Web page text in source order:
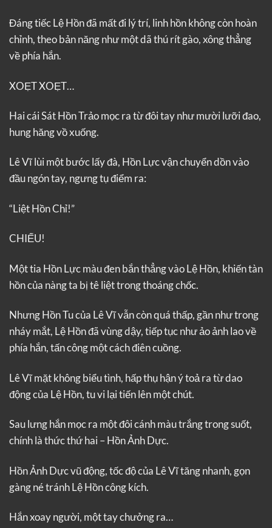
Đáng tiếc Lệ Hồn đã mất đi lý trí, linh hồn không còn hoàn
chỉnh, theo bản năng như một dã thú rít gào, xông thẳng
về phía hắn.
XOẸT XOẸT…
Hai cái Sát Hồn Trảo mọc ra từ đôi tay như mười lưỡi đao,
hung hăng vồ xuống.
Lê Vĩ lùi một bước lấy đà, Hồn Lực vận chuyển dồn vào
đầu ngón tay, ngưng tụ điểm ra:
“Liệt Hồn Chỉ!”
CHIẾU!
Một tia Hồn Lực màu đen bắn thẳng vào Lệ Hồn, khiến tàn
hồn của nàng ta bị tê liệt trong thoáng chốc.
Nhưng Hồn Tu của Lê Vĩ vẫn còn quá thấp, gần như trong
nháy mắt, Lệ Hồn đã vùng dậy, tiếp tục như ảo ảnh lao về
phía hắn, tấn công một cách điên cuồng.
Lê Vĩ mặt không biểu tình, hấp thụ hận ý toả ra từ dao
động của Lệ Hồn, tu vi lại tiến lên một chút.
Sau lưng hắn mọc ra một đôi cánh màu trắng trong suốt,
chính là thức thứ hai – Hồn Ảnh Dực.
Hồn Ảnh Dực vũ động, tốc độ của Lê Vĩ tăng nhanh, gọn
gàng né tránh Lệ Hồn công kích.
Hắn xoay người, một tay chưởng ra…